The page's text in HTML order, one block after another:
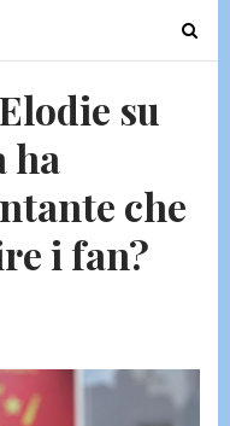
T
o
n
t
i
su
ha
che
i fan?